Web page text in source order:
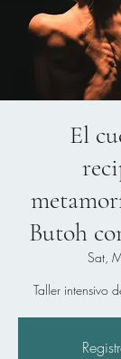
El
Butoh
Sat,
Taller intensivo